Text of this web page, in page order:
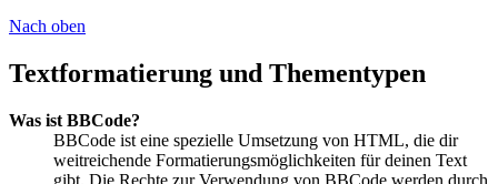
Nach oben
Textformatierung und Thementypen
Was ist BBCode?
BBCode ist eine spezielle Umsetzung von HTML, die dir
weitreichende Formatierungsmöglichkeiten für deinen Text
gibt. Die Rechte zur Verwendung von BBCode werden durch